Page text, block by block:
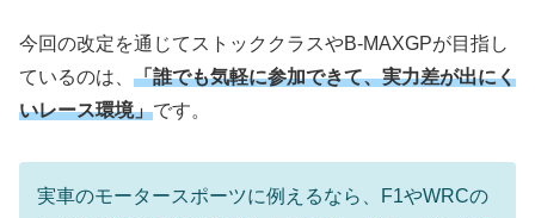
今回の改定を通じてストッククラスやB-MAXGPが目指し
ているのは、 「誰でも気軽に参加できて、実力差が出にく
いレース環境」です。
実車のモータースポーツに例えるなら、F1やWRCの